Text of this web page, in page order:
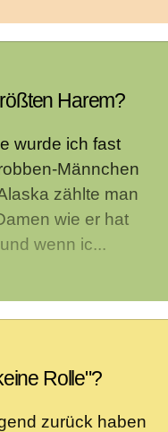
Harem?
wurde ich fast
Männchen
zählte man
wie er hat
wenn ic...
Rolle"?
zurück haben